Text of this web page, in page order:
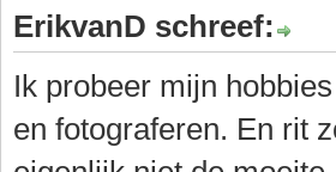
ErikvanD schreef:
Ik probeer mijn
en fotograferen. En rit